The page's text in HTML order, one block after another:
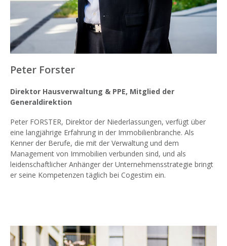
Peter Forster
Direktor Hausverwaltung & PPE, Mitglied der
Generaldirektion
Peter FORSTER, Direktor der Niederlassungen, verfügt über
eine langjährige Erfahrung in der Immobilienbranche. Als
Kenner der Berufe, die mit der Verwaltung und dem
Management von Immobilien verbunden sind, und als
leidenschaftlicher Anhänger der Unternehmensstrategie bringt
er seine Kompetenzen täglich bei Cogestim ein.